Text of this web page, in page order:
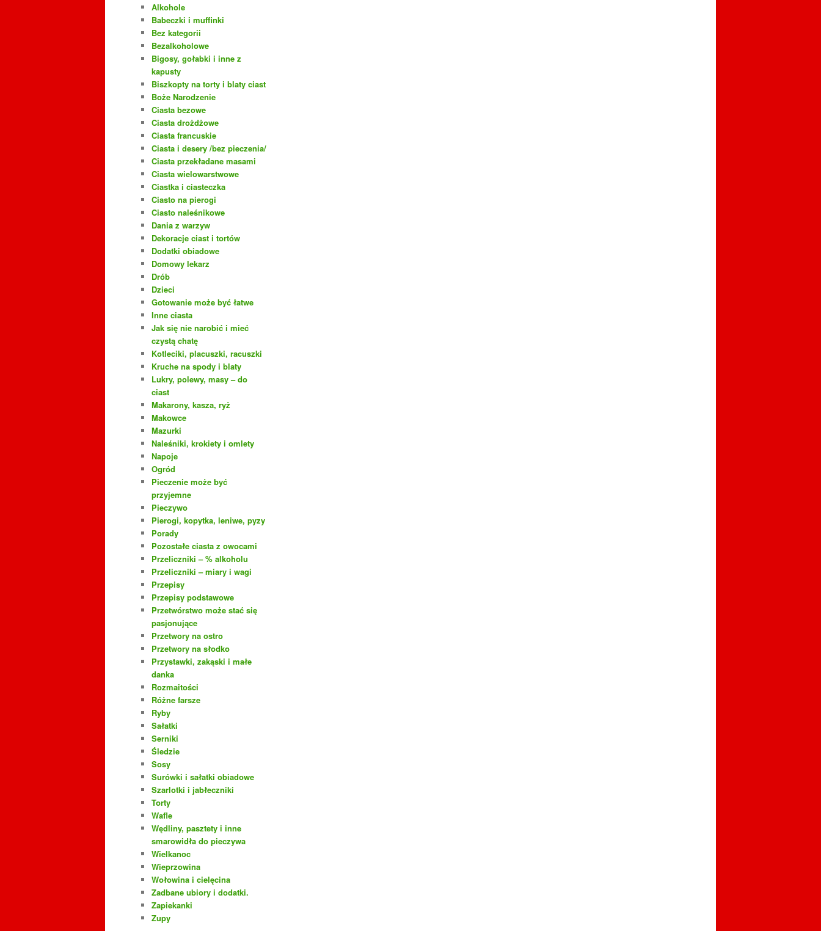
Alkohole
Babeczki i muffinki
Bez kategorii
Bezalkoholowe
Bigosy, gołabki i inne z
kapusty
Biszkopty na torty i blaty ciast
Boże Narodzenie
Ciasta bezowe
Ciasta drożdżowe
Ciasta francuskie
Ciasta i desery /bez pieczenia/
Ciasta przekładane masami
Ciasta wielowarstwowe
Ciastka i ciasteczka
Ciasto na pierogi
Ciasto naleśnikowe
Dania z warzyw
Dekoracje ciast i tortów
Dodatki obiadowe
Domowy lekarz
Drób
Dzieci
Gotowanie może być łatwe
Inne ciasta
Jak się nie narobić i mieć
czystą chatę
Kotleciki, placuszki, racuszki
Kruche na spody i blaty
Lukry, polewy, masy – do
ciast
Makarony, kasza, ryż
Makowce
Mazurki
Naleśniki, krokiety i omlety
Napoje
Ogród
Pieczenie może być
przyjemne
Pieczywo
Pierogi, kopytka, leniwe, pyzy
Porady
Pozostałe ciasta z owocami
Przeliczniki – % alkoholu
Przeliczniki – miary i wagi
Przepisy
Przepisy podstawowe
Przetwórstwo może stać się
pasjonujące
Przetwory na ostro
Przetwory na słodko
Przystawki, zakąski i małe
danka
Rozmaitości
Różne farsze
Ryby
Sałatki
Serniki
Śledzie
Sosy
Surówki i sałatki obiadowe
Szarlotki i jabłeczniki
Torty
Wafle
Wędliny, pasztety i inne
smarowidła do pieczywa
Wielkanoc
Wieprzowina
Wołowina i cielęcina
Zadbane ubiory i dodatki.
Zapiekanki
Zupy